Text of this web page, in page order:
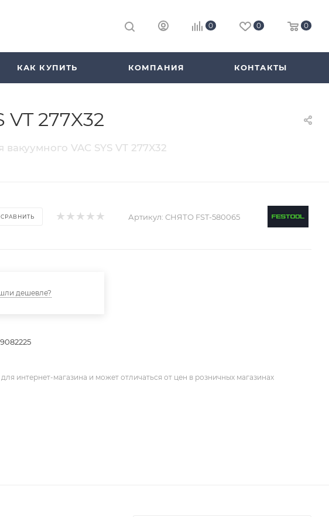
0 0 0
КАК КУПИТЬ КОМПАНИЯ КОНТАКТЫ
277X32
VAC SYS VT 277X32
СРАВНИТЬ Артикул: СНЯТО FST-580065
дешевле?
интернет-магазина и может отличаться от цен в розничных магазинах